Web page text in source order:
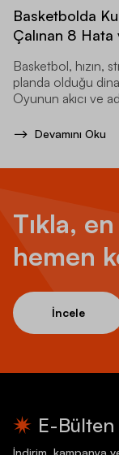
Basketbolda
Çalınan 8 Hata
Basketbol, hızın,
planda olduğu
Oyunun akıcı ve
Devamını Oku
Tıkla,
hemen
İncele
E-Bülten
İndirim, kampanya